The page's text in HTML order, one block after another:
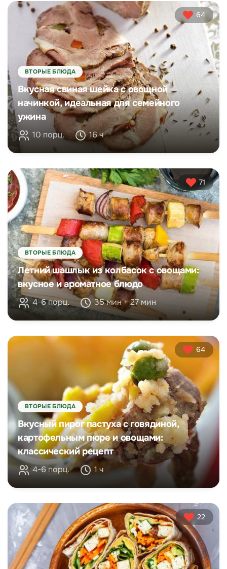
64
ВТОРЫЕ БЛЮДА
Вкусная свиная шейка с овощной
начинкой, идеальная для семейного
ужина
10 порц. 16 ч
71
ВТОРЫЕ БЛЮДА
Летний шашлык из колбасок с овощами:
вкусное и ароматное блюдо
4-6 порц. 35 мин + 27 мин
64
ВТОРЫЕ БЛЮДА
Вкусный пирог пастуха с говядиной,
картофельным пюре и овощами:
классический рецепт
4-6 порц. 1 ч
22